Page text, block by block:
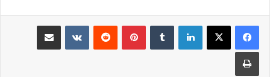
لينكدإن بينتيريست
طباعة